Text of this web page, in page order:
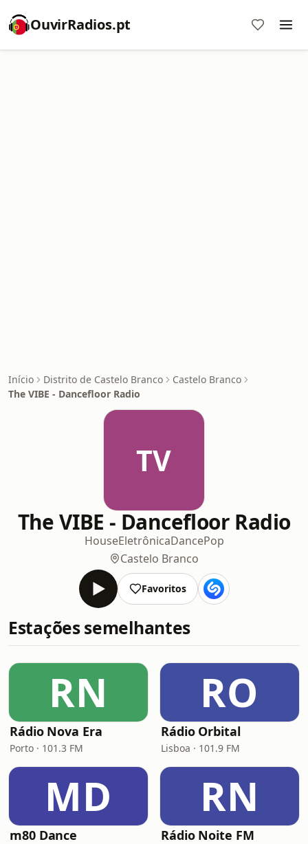
OuvirRadios.pt
Início Distrito de Castelo Branco
Castelo Branco
The VIBE - Dancefloor Radio
TV
The VIBE - Dancefloor Radio
HouseEletrônicaDancePop
Castelo Branco
Favoritos
Estações semelhantes
RN
Rádio Nova Era
Porto · 101.3 FM
RO
Rádio Orbital
Lisboa · 101.9 FM
MD
m80 Dance
RN
Rádio Noite FM